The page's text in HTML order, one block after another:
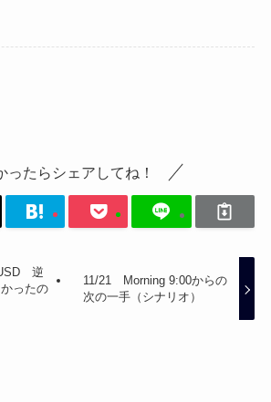
ったらシェアしてね！
逆
ったの
11/21 Morning 9:00からの
次の一手（シナリオ）